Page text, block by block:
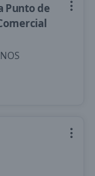
Punto de